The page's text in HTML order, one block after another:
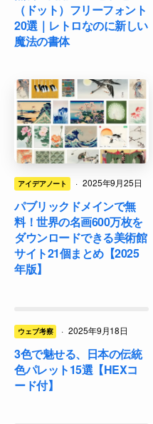
（ドット）フリーフォント
20選｜レトロなのに新しい
魔法の書体
アイデアノート · 2025年9月25日
パブリックドメインで無
料！世界の名画600万枚を
ダウンロードできる美術館
サイト21個まとめ【2025
年版】
ウェブ考察 · 2025年9月18日
3色で魅せる、日本の伝統
色パレット15選【HEXコ
ード付】